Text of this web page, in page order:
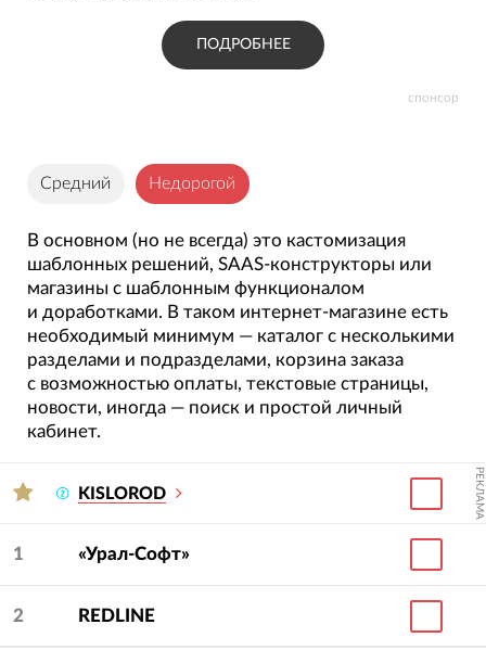
спонсор
ПОДРОБНЕЕ
Средний Недорогой
В основном (но не всегда) это кастомизация
шаблонных решений, SAAS-конструкторы или
магазины с шаблонным функционалом
и доработками. В таком интернет-магазине есть
необходимый минимум — каталог с несколькими
разделами и подразделами, корзина заказа
с возможностью оплаты, текстовые страницы,
новости, иногда — поиск и простой личный
кабинет.
KISLOROD РЕКЛАМА
1 «Урал-Софт»
2 REDLINE